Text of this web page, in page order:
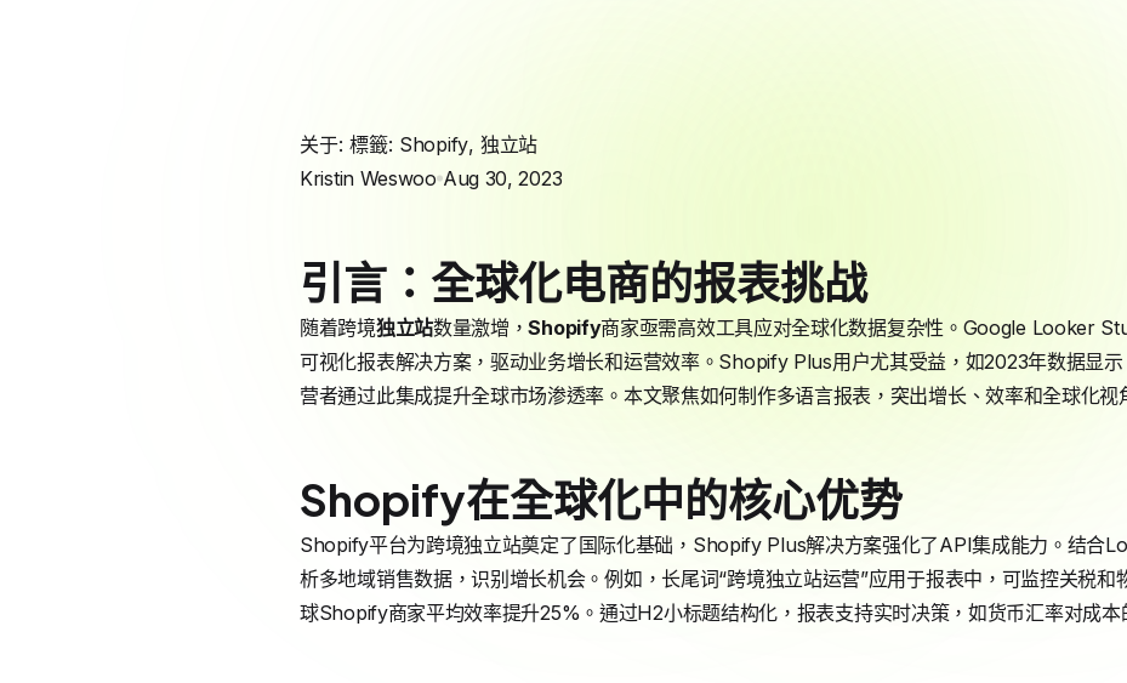
关于: 標籤: Shopify, 独立站
Kristin Weswoo Aug 30, 2023
引言：全球化电商的报表挑战
随着跨境独立站数量激增，Shopify商家亟需高效工具应对全球化数据复杂性。Google Looker
可视化报表解决方案，驱动业务增长和运营效率。Shopify Plus用户尤其受益，如2023年数据显
营者通过此集成提升全球市场渗透率。本文聚焦如何制作多语言报表，突出增长、效率和全球化视
Shopify在全球化中的核心优势
Shopify平台为跨境独立站奠定了国际化基础，Shopify Plus解决方案强化了API集成能力。结合
析多地域销售数据，识别增长机会。例如，长尾词“跨境独立站运营”应用于报表中，可监控关税和
球Shopify商家平均效率提升25%。通过H2小标题结构化，报表支持实时决策，如货币汇率对成本